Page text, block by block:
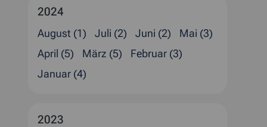
2024
August (1) Juli (2) Juni (2)
Mai (3)
April (5)
März (5)
Februar (3)
Januar (4)
2023